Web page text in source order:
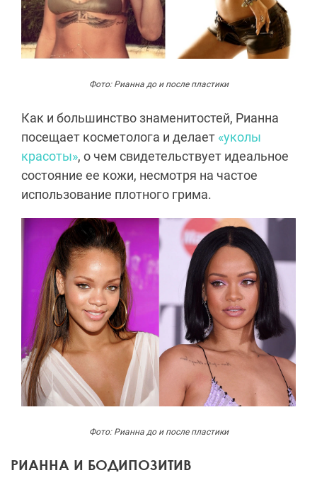
Фото: Рианна до и после пластики
Как и большинство знаменитостей, Рианна
посещает косметолога и делает «уколы
красоты», о чем свидетельствует идеальное
состояние ее кожи, несмотря на частое
использование плотного грима.
Фото: Рианна до и после пластики
РИАННА И БОДИПОЗИТИВ